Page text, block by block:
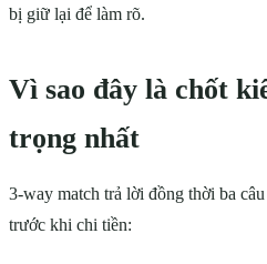
bị giữ lại để làm rõ.
Vì sao đây là chốt
trọng nhất
3-way match trả lời đồng thời ba
trước khi chi tiền: